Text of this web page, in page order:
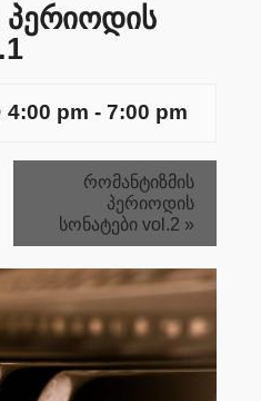
პერიოდის
4:00 pm - 7:00 pm
რომანტიზმის
პერიოდის
სონატები vol.2 »